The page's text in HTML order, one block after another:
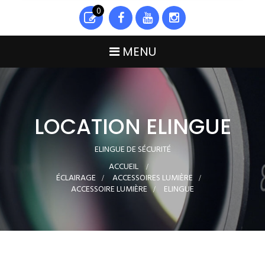
0
MENU
LOCATION ELINGUE
ELINGUE DE SÉCURITÉ
ACCUEIL >
ÉCLAIRAGE > ACCESSOIRES LUMIÈRE >
ACCESSOIRE LUMIÈRE > ELINGUE